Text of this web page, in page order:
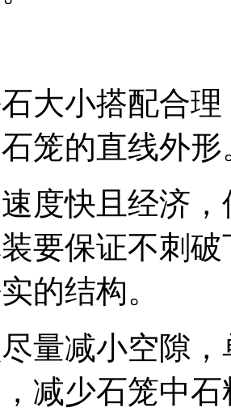
大小搭配合
笼的直线外形
度快且经济
要保证不刺
的结构。
量减小空隙
减少石笼中